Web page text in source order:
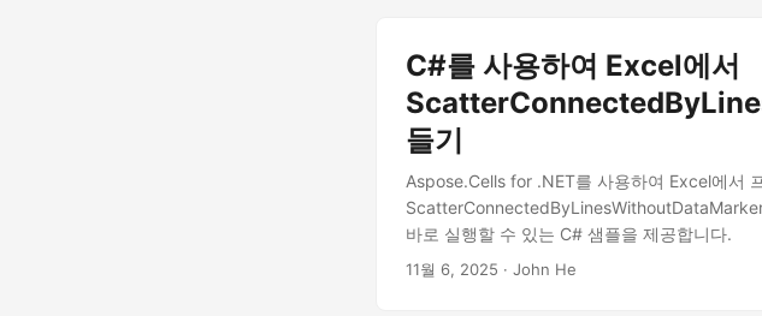
C#를 사용하여 Excel에서
들기
Aspose.Cells for .NET를 사용하여 Excel에서
바로 실행할 수 있는 C# 샘플을 제공합니다.
11월 6, 2025 · John He